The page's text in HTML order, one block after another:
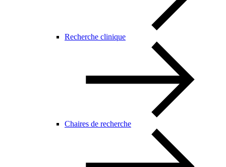
Recherche clinique
Chaires de recherche